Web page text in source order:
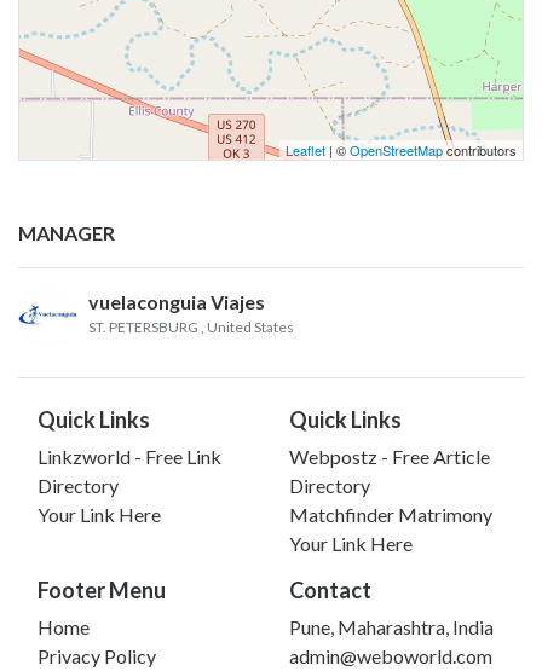
Leaflet | ©OpenStreetMapcontributors
MANAGER
vuelaconguia Viajes
ST. PETERSBURG , United States
Quick Links
Linkzworld - Free Link
Directory
Your Link Here
Quick Links
Webpostz - Free Article
Directory
Matchfinder Matrimony
Your Link Here
Footer Menu
Home
Privacy Policy
Contact
Pune, Maharashtra, India
admin@weboworld.com